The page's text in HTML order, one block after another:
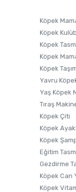
Ürünü
Köpek
Köpek
Köpek
Köpek
Köpek
Yavru
Yaş Köpek
Tıraş
Köpek Çiti
Köpek
Köpek
Eğitim
Gezdirme
Köpek Can
Köpek